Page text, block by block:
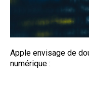
Apple envisage de
numérique :